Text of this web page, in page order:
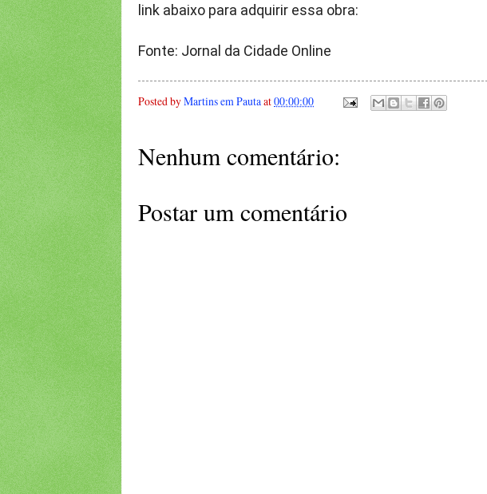
link abaixo para adquirir essa obra:
Fonte: Jornal da Cidade Online
Posted byMartins em Pautaat00:00:00
Nenhum comentário:
Postar um comentário